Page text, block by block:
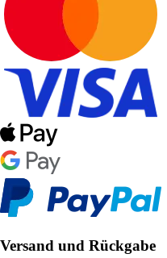
Versand und Rückgabe